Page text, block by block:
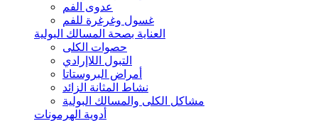
عدوى الفم
غسول وغرغرة للفم
العناية بصحة المسالك البولية
حصوات الكلى
التبول اللاإرادي
أمراض البروستاتا
نشاط المثانة الزائد
مشاكل الكلى والمسالك البولية
أدوية الهرمونات